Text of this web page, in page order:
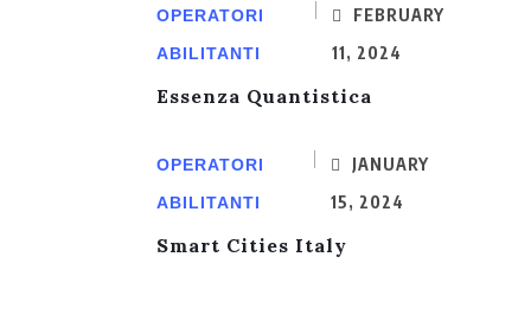
OPERATORI
ABILITANTI
FEBRUARY
11, 2024
Essenza Quantistica
OPERATORI
ABILITANTI
JANUARY
15, 2024
Smart Cities Italy